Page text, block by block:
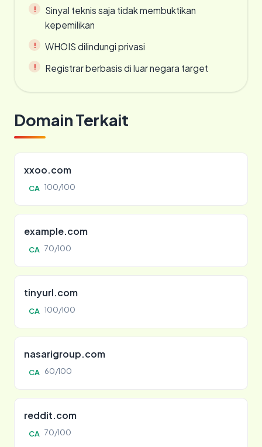
Sinyal teknis saja tidak membuktikan
kepemilikan
WHOIS dilindungi privasi
Registrar berbasis di luar negara target
Domain Terkait
xxoo.com
CA 100/100
example.com
CA 70/100
tinyurl.com
CA 100/100
nasarigroup.com
CA 60/100
reddit.com
CA 70/100